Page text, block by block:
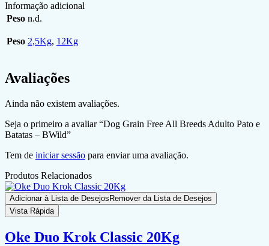
Informação adicional
Peso n.d.
Peso 2,5Kg, 12Kg
Avaliações
Ainda não existem avaliações.
Seja o primeiro a avaliar “Dog Grain Free All Breeds Adulto Pato e
Batatas – BWild”
Tem de iniciar sessão para enviar uma avaliação.
Produtos Relacionados
Adicionar à Lista de Desejos Remover da Lista de Desejos
Vista Rápida
Oke Duo Krok Classic 20Kg